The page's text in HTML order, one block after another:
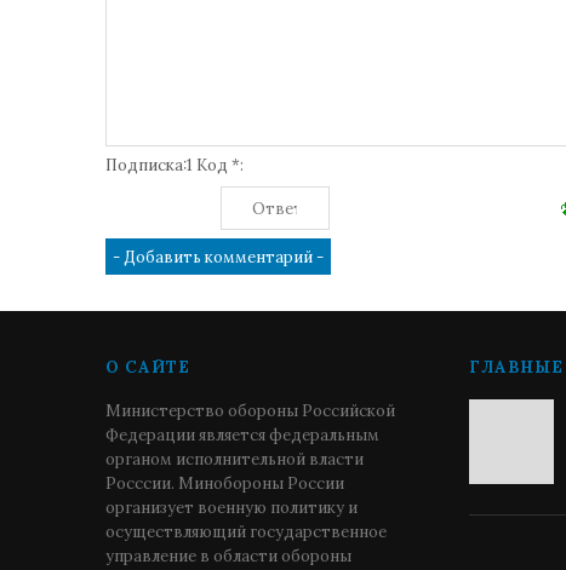
Подписка:1 Код *:
О САЙТЕ
Министерство обороны Российской
Федерации является федеральным
органом исполнительной власти
Росссии. Минобороны России
организует военную политику и
осуществляющий государственное
управление в области обороны